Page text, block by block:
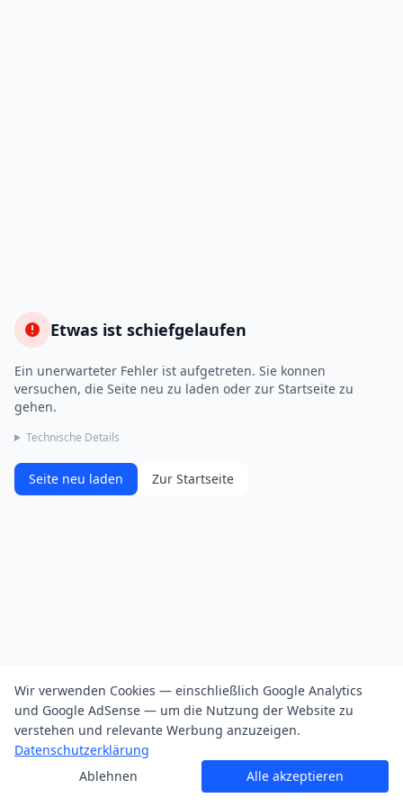
Etwas ist schiefgelaufen
Ein unerwarteter Fehler ist aufgetreten. Sie konnen
versuchen, die Seite neu zu laden oder zur Startseite zu
gehen.
Technische Details
Seite neu laden Zur Startseite
Wir verwenden Cookies — einschließlich Google Analytics
und Google AdSense — um die Nutzung der Website zu
verstehen und relevante Werbung anzuzeigen.
Datenschutzerklärung
Ablehnen
Alle akzeptieren